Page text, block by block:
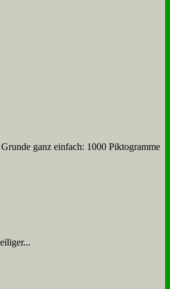
ganz ein­fach: 1000 Pik­to­gram­me